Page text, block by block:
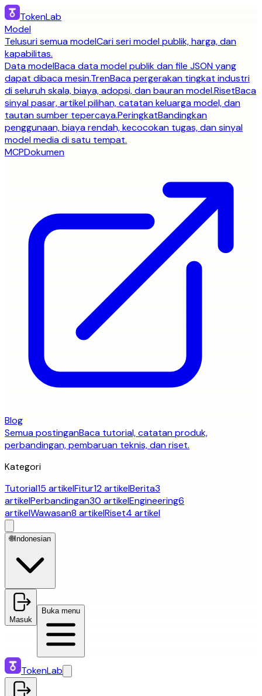
TokenLab
Model
Telusuri semua modelCari seri model publik, harga, dan
kapabilitas.
Data modelBaca data model publik dan file JSON yang
dapat dibaca mesin.TrenBaca pergerakan tingkat industri
di seluruh skala, biaya, adopsi, dan bauran model.RisetBaca
sinyal pasar, artikel pilihan, catatan keluarga model, dan
tautan sumber tepercaya.PeringkatBandingkan
penggunaan, biaya rendah, kecocokan tugas, dan sinyal
model media di satu tempat.
MCPDokumen
Blog
Semua postinganBaca tutorial, catatan produk,
perbandingan, pembaruan teknis, dan riset.
Kategori
Tutorial15 artikelFitur12 artikelBerita3
artikelPerbandingan30 artikelEngineering6
artikelWawasan8 artikelRiset4 artikel
🌐Indonesian
Masuk
Buka menu
TokenLab